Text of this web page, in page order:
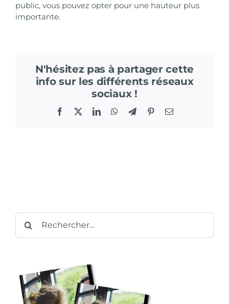
public, vous pouvez opter pour une hauteur plus
importante.
N'hésitez pas à partager cette
info sur les différents réseaux
sociaux !
Facebook LinkedInWhatsApp
TelegramPinterestEmail
Rechercher: